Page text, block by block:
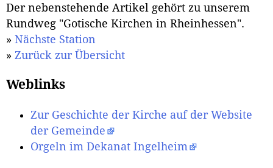
Der nebenstehende Artikel gehört zu unserem
Rundweg "Gotische Kirchen in Rheinhessen".
» Nächste Station
» Zurück zur Übersicht
Weblinks
Zur Geschichte der Kirche auf der Website
der Gemeinde
Orgeln im Dekanat Ingelheim